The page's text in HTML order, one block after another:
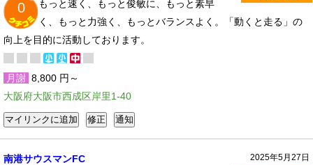
0
もっと速く、もっと俊敏に、もっと素早
く、もっと力強く、もっとバランスよく。「動くと走る」の
向上を目的に活動しております。
月謝 8,800 円～
大阪府大阪市西成区岸里1-40
2025年5月27日
南港サウスマンFC